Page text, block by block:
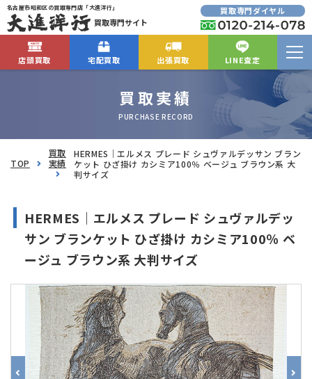
名古屋市昭和区の買取専門店「大進洋行」
買取専門サイト
買取専門ダイヤル
店頭買取 宅配買取 出張買取 LINE査定
買取実績
PURCHASE RECORD
TOP
買取
実績
HERMES｜エルメス プレード シュヴァルデッサン ブラン
ケット ひざ掛け カシミア100％ ベージュ ブラウン系 大
判サイズ
HERMES｜エルメス プレード シュヴァルデッ
サン ブランケット ひざ掛け カシミア100％ ベ
ージュ ブラウン系 大判サイズ